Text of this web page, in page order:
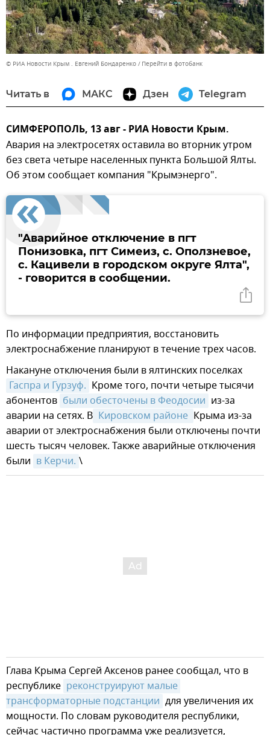
© РИА Новости Крым . Евгений Бондаренко Перейти в фотобанк
Читать в МАКС Дзен Telegram
СИМФЕРОПОЛЬ, 13 авг - РИА Новости Крым.
Авария на электросетях оставила во вторник утром
без света четыре населенных пункта Большой Ялты.
Об этом сообщает компания "Крымэнерго".
"Аварийное отключение в пгт
Понизовка, пгт Симеиз, с. Оползневое,
с. Кацивели в городском округе Ялта",
- говорится в сообщении.
По информации предприятия, восстановить
электроснабжение планируют в течение трех часов.
Накануне отключения были в ялтинских поселках
Гаспра и Гурзуф. Кроме того, почти четыре тысячи
абонентов были обесточены в Феодосии из-за
аварии на сетях. В Кировском районе Крыма из-за
аварии от электроснабжения были отключены почти
шесть тысяч человек. Также аварийные отключения
были в Керчи. \
Глава Крыма Сергей Аксенов ранее сообщал, что в
республике реконструируют малые
трансформаторные подстанции для увеличения их
мощности. По словам руководителя республики,
сейчас частично программа уже реализуется,